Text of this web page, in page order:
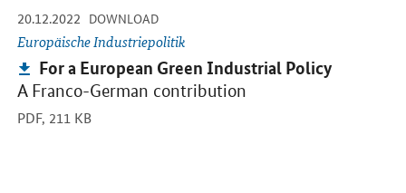
20.12.2022 -
DOWNLOAD-
Europäische Industriepolitik
Publikation:
For a European Green Industrial Policy
A Franco-German contribution
PDF, 211 KB
Öffnet PDF "For a European Green Industrial Policy" in neuem